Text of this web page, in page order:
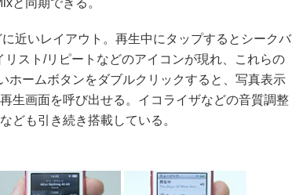
と同期できる。
近いレイアウト。再生中にタップするとシークバ
スト/リピートなどのアイコンが現れ、これらの
ホームボタンをダブルクリックすると、写真表示
生画面を呼び出せる。イコライザなどの音質調整
ども引き続き搭載している。